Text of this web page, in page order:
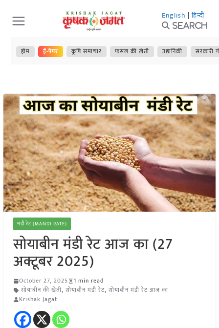
Skip
to
content
English | हिन्दी
Search
होम ई-पेपर कृषि समाचार फसल की खेती उद्यानिकी सरकारी
मंडी रेट (MANDI RATE)
सोयाबीन मंडी रेट आज का (27
अक्टूबर 2025)
October 27, 2025
1 min read
सोयाबीन की खेती, सोयाबीन मंडी रेट, सोयाबीन मंडी रेट आज का
Krishak Jagat